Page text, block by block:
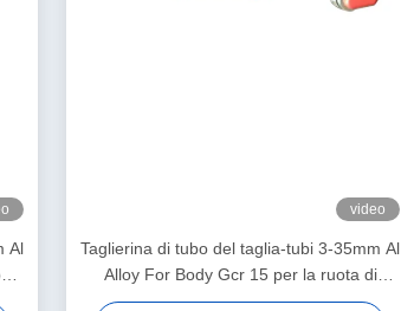
Al
video
Taglierina di tubo del taglia-tubi 3-35mm Al
Alloy For Body Gcr 15 per la ruota di
riserva di Deburrer della lama per il tubo